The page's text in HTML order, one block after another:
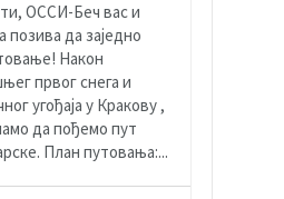
ОССИ-Беч вас и
позива да заједно
Након
првог снега и
угођаја у Кракову ,
да пођемо пут
План путовања:...